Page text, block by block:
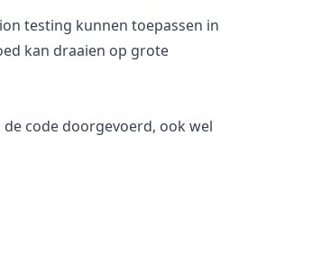
testing kunnen toepassen in
kan draaien op grote
code doorgevoerd, ook wel